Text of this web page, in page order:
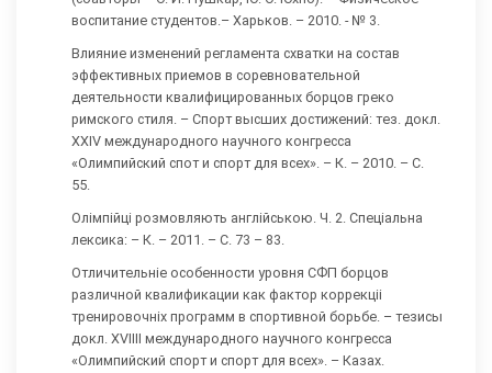
воспитание студентов.– Харьков. – 2010. - № 3.
Влияние изменений регламента схватки на состав
эффективных приемов в соревновательной
деятельности квалифицированных борцов греко
римского стиля. – Спорт высших достижений: тез. докл.
XXIV международного научного конгресса
«Олимпийский спот и спорт для всех». – К. – 2010. – С.
55.
Олімпійці розмовляють англійською. Ч. 2. Спеціальна
лексика: – К. – 2011. – С. 73 – 83.
Отличительніе особенности уровня СФП борцов
различной квалификации как фактор коррекціі
тренировочніх программ в спортивной борьбе. – тезисы
докл. XVIIII международного научного конгресса
«Олимпийский спорт и спорт для всех». – Казах.